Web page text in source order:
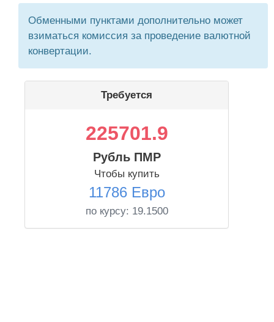
Обменными пунктами дополнительно может
взиматься комиссия за проведение валютной
конвертации.
Требуется
225701.9
Рубль ПМР
Чтобы купить
11786 Евро
по курсу: 19.1500